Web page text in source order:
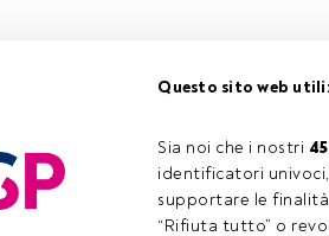
Questo sito web
Sia noi che i nostri 45
identificatori
supportare le
“Rifiuta tutto” o